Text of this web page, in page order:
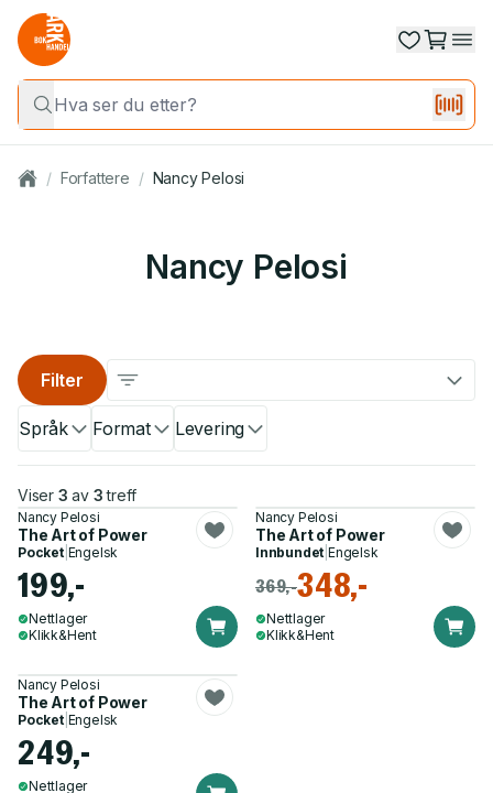
/ Forfattere / Nancy Pelosi
Nancy Pelosi
Språk Format Levering
Filter
Viser 3 av 3 treff
Nancy Pelosi
The Art of Power
Pocket| Engelsk
199,-
Nettlager
Klikk&Hent
Nancy Pelosi
The Art of Power
Innbundet |Engelsk
369,-348,-
Nettlager
Klikk&Hent
Nancy Pelosi
The Art of Power
Pocket| Engelsk
249,-
Nettlager